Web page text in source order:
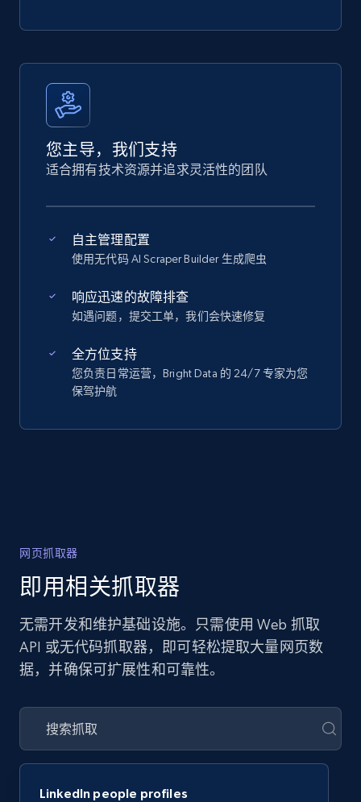
您主导，我们支持
适合拥有技术资源并追求灵活性的团队
自主管理配置
使用无代码 AI Scraper Builder 生成爬虫
响应迅速的故障排查
如遇问题，提交工单，我们会快速修复
全方位支持
您负责日常运营，Bright Data 的 24/7 专家为您
保驾护航
网页抓取器
即用相关抓取器
无需开发和维护基础设施。只需使用 Web 抓取
API 或无代码抓取器，即可轻松提取大量网页数
据，并确保可扩展性和可靠性。
LinkedIn people profiles